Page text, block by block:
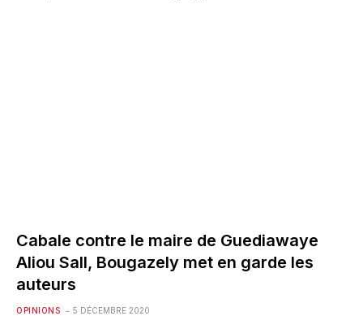
Cabale contre le maire de Guediawaye
Aliou Sall, Bougazely met en garde les
auteurs
OPINIONS 5 DÉCEMBRE 2020